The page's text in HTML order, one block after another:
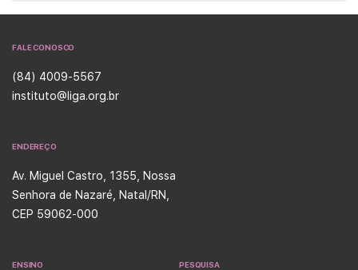
FALE CONOSCO
(84) 4009-5567
instituto@liga.org.br
ENDEREÇO
Av. Miguel Castro, 1355, Nossa
Senhora de Nazaré, Natal/RN,
CEP 59062-000
ENSINO PESQUISA